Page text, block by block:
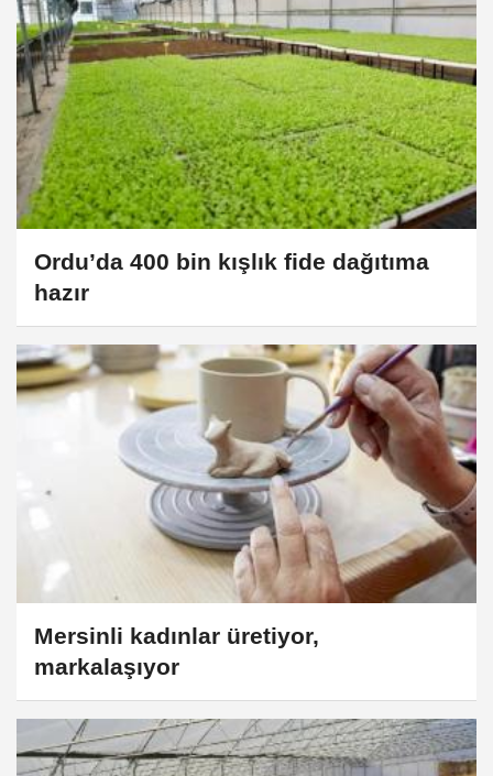
Ordu’da 400 bin kışlık fide dağıtıma
hazır
Mersinli kadınlar üretiyor,
markalaşıyor